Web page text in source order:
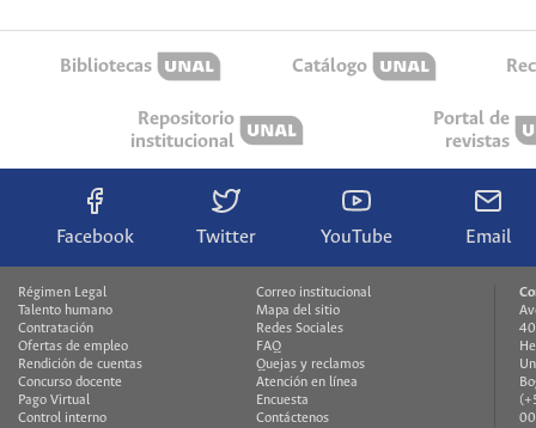
Bibliotecas Catálogo
Repositorio
institucional
Portal de
revistas
Facebook Twitter YouTube Email
Régimen Legal
Talento humano
Contratación
Ofertas de empleo
Rendición de cuentas
Concurso docente
Pago Virtual
Control interno
Correo institucional
Mapa del sitio
Redes Sociales
FAQ
Quejas y reclamos
Atención en línea
Encuesta
Contáctenos